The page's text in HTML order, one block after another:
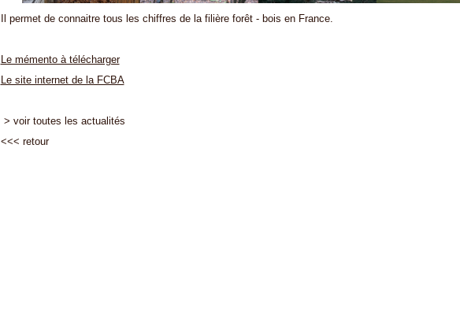
Il permet de connaitre tous les chiffres de la filière forêt - bois en France.
Le mémento à télécharger
Le site internet de la FCBA
> voir toutes les actualités
<<< retour